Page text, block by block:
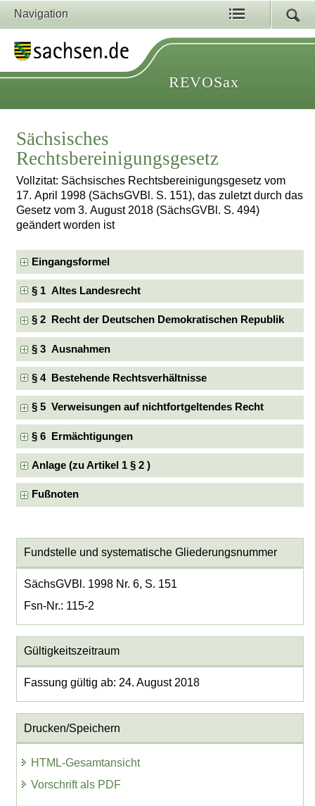
Navigation
REVOSax
Sächsisches
Rechtsbereinigungsgesetz
Vollzitat: Sächsisches Rechtsbereinigungsgesetz vom
17. April 1998 (SächsGVBl. S. 151), das zuletzt durch das
Gesetz vom 3. August 2018 (SächsGVBl. S. 494)
geändert worden ist
Eingangsformel
§ 1 Altes Landesrecht
§ 2 Recht der Deutschen Demokratischen Republik
§ 3 Ausnahmen
§ 4 Bestehende Rechtsverhältnisse
§ 5 Verweisungen auf nichtfortgeltendes Recht
§ 6 Ermächtigungen
Anlage (zu Artikel 1 § 2 )
Fußnoten
Fundstelle und systematische Gliederungsnummer
SächsGVBl. 1998 Nr. 6, S. 151
Fsn-Nr.: 115-2
Gültigkeitszeitraum
Fassung gültig ab: 24. August 2018
Drucken/Speichern
HTML-Gesamtansicht
Vorschrift als PDF